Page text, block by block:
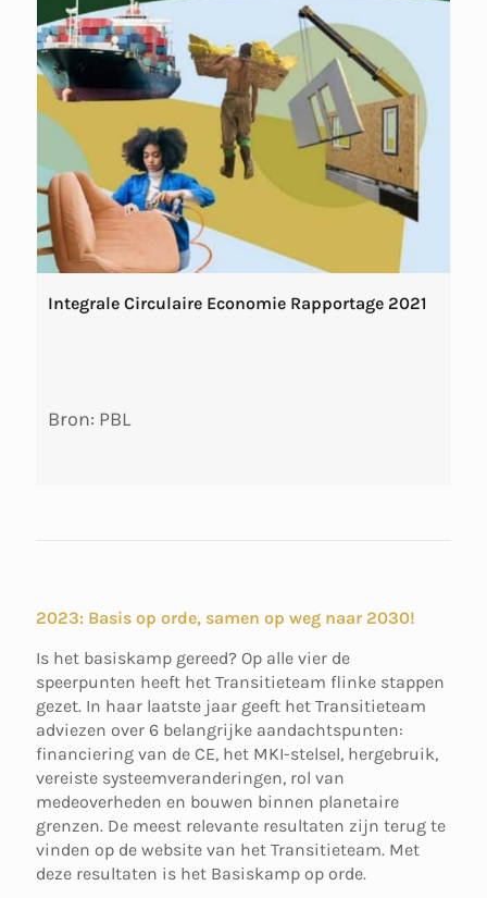
Integrale Circulaire Economie Rapportage 2021
Bron: PBL
2023: Basis op orde, samen op weg naar 2030!
Is het basiskamp gereed? Op alle vier de
speerpunten heeft het Transitieteam flinke stappen
gezet. In haar laatste jaar geeft het Transitieteam
adviezen over 6 belangrijke aandachtspunten:
financiering van de CE, het MKI-stelsel, hergebruik,
vereiste systeemveranderingen, rol van
medeoverheden en bouwen binnen planetaire
grenzen. De meest relevante resultaten zijn terug te
vinden op de website van het Transitieteam. Met
deze resultaten is het Basiskamp op orde.